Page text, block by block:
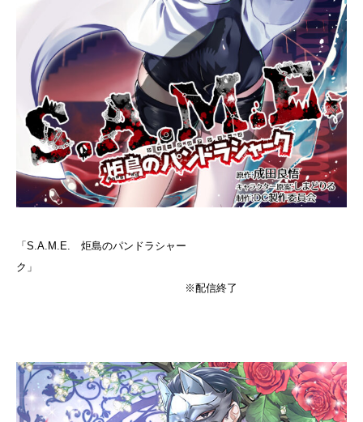
「S.A.M.E. 炬島のパンドラシャー
ク」
※配信終了